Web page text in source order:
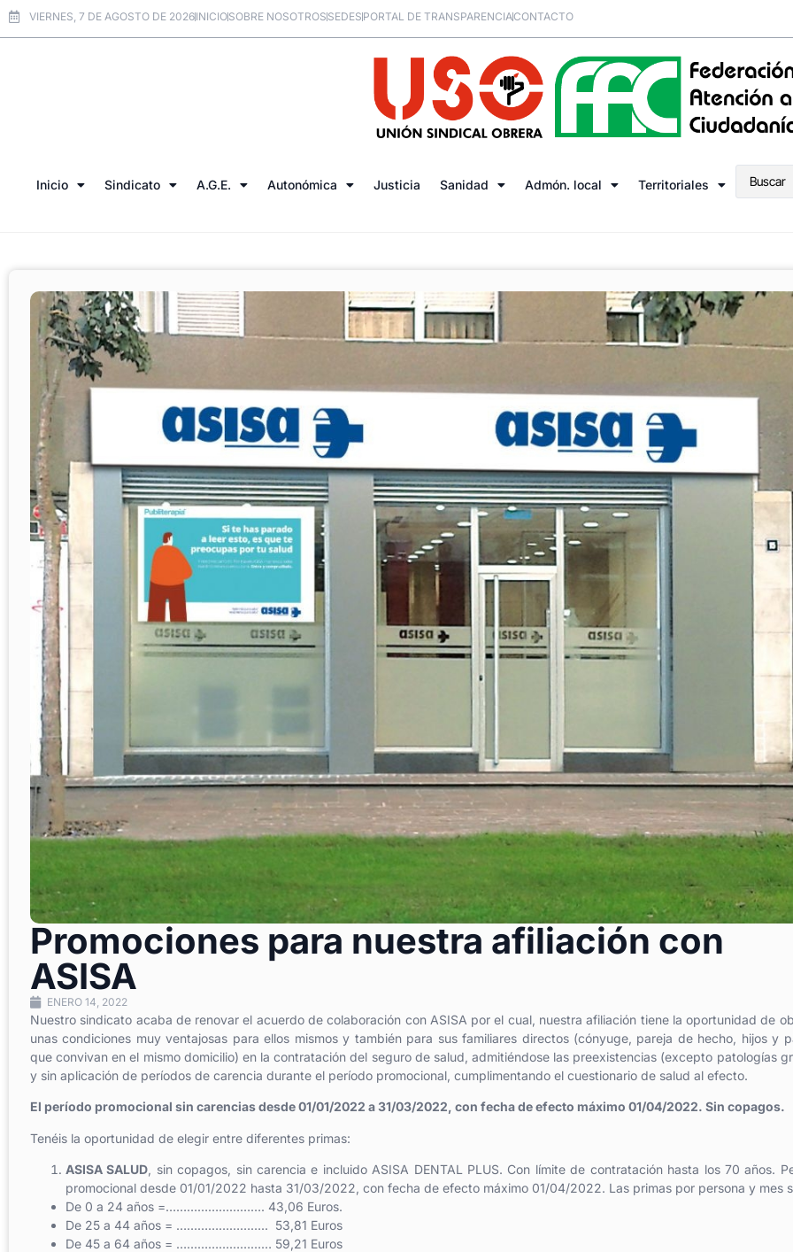
VIERNES, 7 DE AGOSTO DE 2026INICIOSOBRE NOSOTROSSEDESPORTAL DE TRANSPARENCIACONTACTO
Inicio Sindicato A.G.E. Autonómica Justicia Sanidad Admón. local Territoriales
Promociones para nuestra afiliación con
ASISA
ENERO 14, 2022
Nuestro sindicato acaba de renovar el acuerdo de colaboración con ASISA por el cual, nuestra afiliación tiene la oportunidad de
unas condiciones muy ventajosas para ellos mismos y también para sus familiares directos (cónyuge, pareja de hecho, hijos y
que convivan en el mismo domicilio) en la contratación del seguro de salud, admitiéndose las preexistencias (excepto patologías
y sin aplicación de períodos de carencia durante el período promocional, cumplimentando el cuestionario de salud al efecto.
El período promocional sin carencias desde 01/01/2022 a 31/03/2022, con fecha de efecto máximo 01/04/2022. Sin copagos.
Tenéis la oportunidad de elegir entre diferentes primas:
ASISA SALUD, sin copagos, sin carencia e incluido ASISA DENTAL PLUS. Con límite de contratación hasta los 70 años.
promocional desde 01/01/2022 hasta 31/03/2022, con fecha de efecto máximo 01/04/2022. Las primas por persona y mes
De 0 a 24 años =………………………. 43,06 Euros.
De 25 a 44 años = …………………….. 53,81 Euros
De 45 a 64 años = ……………………… 59,21 Euros